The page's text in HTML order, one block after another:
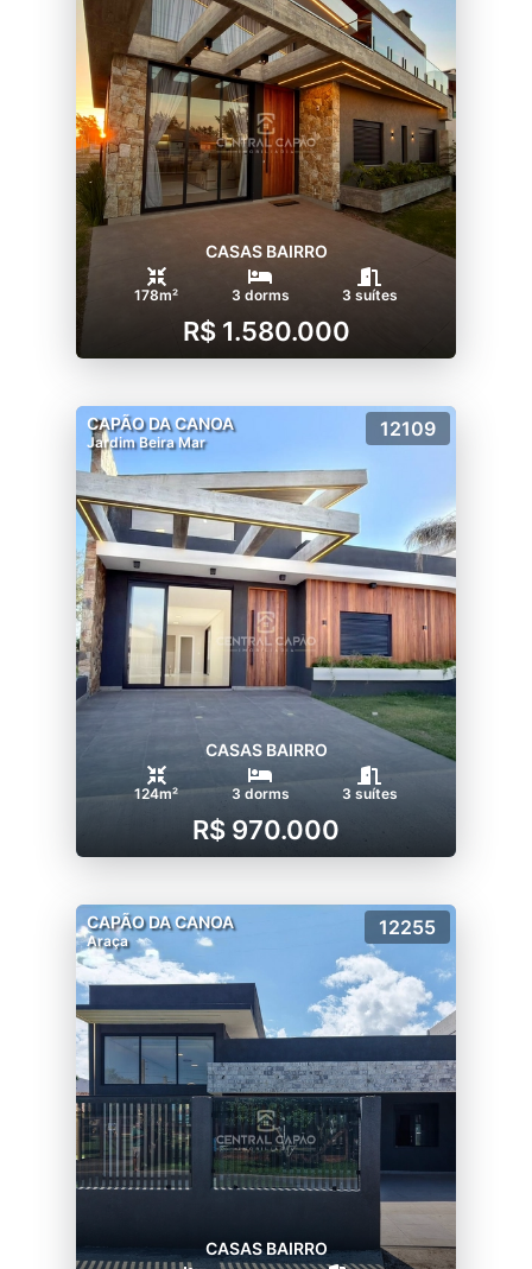
CASAS BAIRRO
178m² 3 dorms 3 suítes
R$ 1.580.000
CAPÃO DA CANOA
Jardim Beira Mar
12109
CASAS BAIRRO
124m² 3 dorms 3 suítes
R$ 970.000
CAPÃO DA CANOA
Araça
12255
CASAS BAIRRO